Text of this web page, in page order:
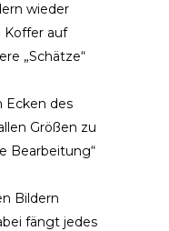
wieder
Koffer auf
„Schätze“
Ecken des
Größen zu
Bearbeitung“
Bildern
fängt jedes